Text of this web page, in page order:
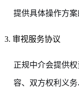
提供具体操作方案
3. 审视服务协议
正规中介会提供
容、双方权利义